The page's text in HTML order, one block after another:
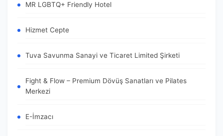
MR LGBTQ+ Friendly Hotel
Hizmet Cepte
Tuva Savunma Sanayi ve Ticaret Limited Şirketi
Fight & Flow – Premium Dövüş Sanatları ve Pilates
Merkezi
E-İmzacı